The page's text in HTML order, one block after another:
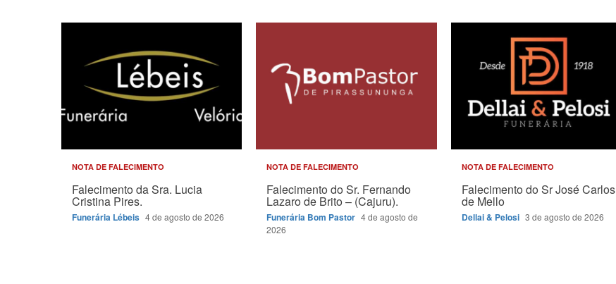
NOTA DE FALECIMENTO
Falecimento da Sra. Lucia
Cristina Pires.
Funerária Lébeis 4 de agosto de 2026
NOTA DE FALECIMENTO
Falecimento do Sr. Fernando
Lazaro de Brito – (Cajuru).
Funerária Bom Pastor 4 de agosto de
2026
NOTA DE FALECIMENTO
Falecimento do Sr José Carlos
de Mello
Dellai & Pelosi 3 de agosto de 2026